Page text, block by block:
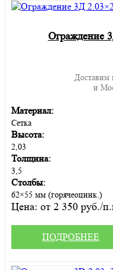
Ограждение
Доставим
и
Материал:
Сетка
Высота:
2,03
Толщина:
3,5
Столбы:
62×55 мм (горячеоцинк.)
Цена: от 2 350 руб./
ПОДРОБНЕЕ